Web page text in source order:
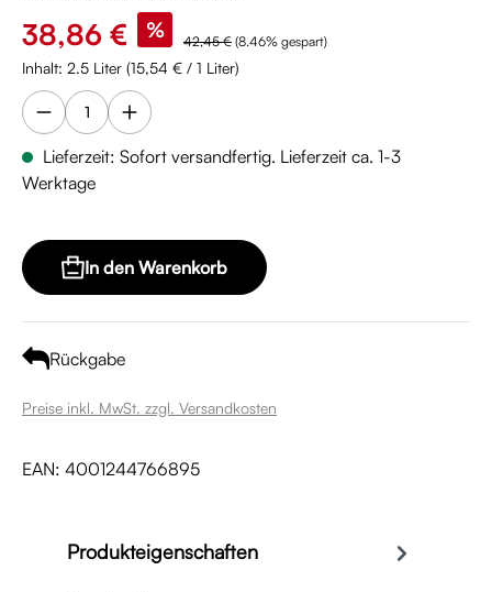
Verkaufspreis:
38,86 € % Regulärer Preis:
42,45 € (8.46% gespart)
Inhalt: 2.5 Liter (15,54 € / 1 Liter)
Lieferzeit: Sofort versandfertig. Lieferzeit ca. 1-3
Werktage
In den Warenkorb
Rückgabe
Preise inkl. MwSt. zzgl. Versandkosten
EAN: 4001244766895
Produkteigenschaften